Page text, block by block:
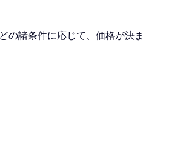
の諸条件に応じて、価格が決ま